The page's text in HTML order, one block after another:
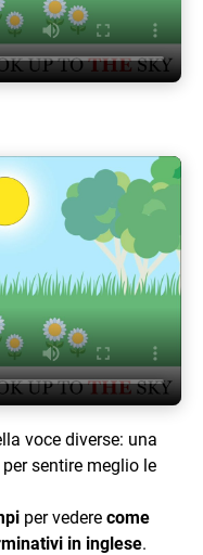
voce diverse: una
sentire meglio le
per vedere come
in inglese.